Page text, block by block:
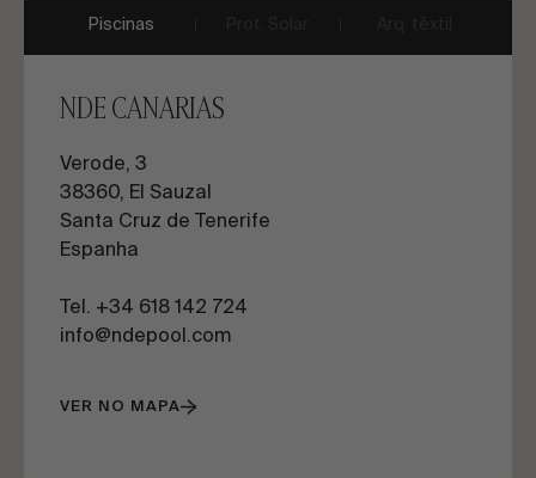
Piscinas
NDE CANARIAS
Verode, 3
38360, El Sauzal
Santa Cruz de Tenerife
Espanha
Tel. +34 618 142 724
info@ndepool.com
VER NO MAPA